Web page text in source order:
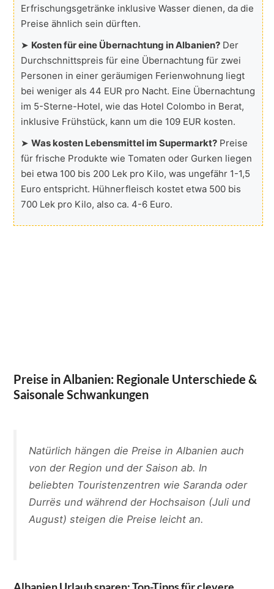
Erfrischungsgetränke inklusive Wasser dienen, da die
Preise ähnlich sein dürften.
➤ Kosten für eine Übernachtung in Albanien? Der
Durchschnittspreis für eine Übernachtung für zwei
Personen in einer geräumigen Ferienwohnung liegt
bei weniger als 44 EUR pro Nacht. Eine Übernachtung
im 5-Sterne-Hotel, wie das Hotel Colombo in Berat,
inklusive Frühstück, kann um die 109 EUR kosten.
➤Was kosten Lebensmittel im Supermarkt? Preise
für frische Produkte wie Tomaten oder Gurken liegen
bei etwa 100 bis 200 Lek pro Kilo, was ungefähr 1-1,5
Euro entspricht. Hühnerfleisch kostet etwa 500 bis
700 Lek pro Kilo, also ca. 4-6 Euro.
Preise in Albanien: Regionale Unterschiede &
Saisonale Schwankungen
Natürlich hängen die Preise in Albanien auch
von der Region und der Saison ab. In
beliebten Touristenzentren wie Saranda oder
Durrës und während der Hochsaison (Juli und
August) steigen die Preise leicht an.